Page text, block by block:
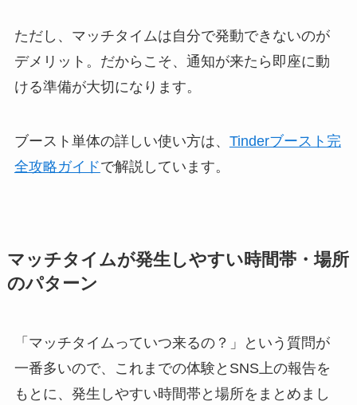
ただし、マッチタイムは自分で発動できないのが
デメリット。だからこそ、通知が来たら即座に動
ける準備が大切になります。
ブースト単体の詳しい使い方は、 Tinderブースト完
全攻略ガイドで解説しています。
マッチタイムが発生しやすい時間帯・場所
のパターン
「マッチタイムっていつ来るの？」という質問が
一番多いので、これまでの体験とSNS上の報告を
もとに、発生しやすい時間帯と場所をまとめまし